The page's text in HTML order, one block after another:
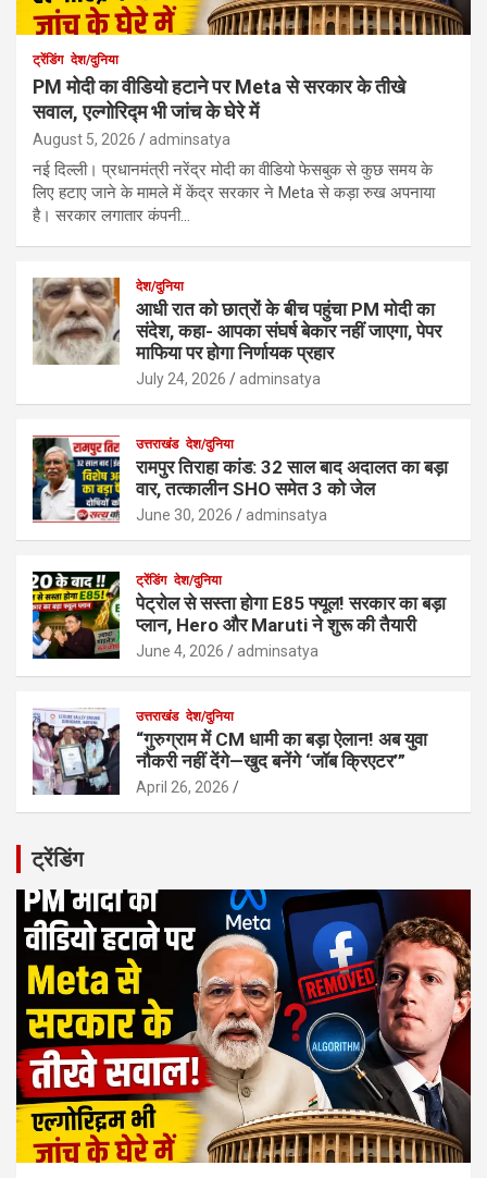
ट्रेंडिंग देश/दुनिया
PM मोदी का वीडियो हटाने पर Meta से सरकार के तीखे
सवाल, एल्गोरिद्म भी जांच के घेरे में
August 5, 2026 adminsatya
नई दिल्ली। प्रधानमंत्री नरेंद्र मोदी का वीडियो फेसबुक से कुछ समय के
लिए हटाए जाने के मामले में केंद्र सरकार ने Meta से कड़ा रुख अपनाया
है। सरकार लगातार कंपनी…
देश/दुनिया
आधी रात को छात्रों के बीच पहुंचा PM मोदी का
संदेश, कहा- आपका संघर्ष बेकार नहीं जाएगा, पेपर
माफिया पर होगा निर्णायक प्रहार
July 24, 2026 adminsatya
उत्तराखंड देश/दुनिया
रामपुर तिराहा कांड: 32 साल बाद अदालत का बड़ा
वार, तत्कालीन SHO समेत 3 को जेल
June 30, 2026 adminsatya
ट्रेंडिंग देश/दुनिया
पेट्रोल से सस्ता होगा E85 फ्यूल! सरकार का बड़ा
प्लान, Hero और Maruti ने शुरू की तैयारी
June 4, 2026 adminsatya
उत्तराखंड देश/दुनिया
“गुरुग्राम में CM धामी का बड़ा ऐलान! अब युवा
नौकरी नहीं देंगे—खुद बनेंगे ‘जॉब क्रिएटर’”
April 26, 2026
ट्रेंडिंग